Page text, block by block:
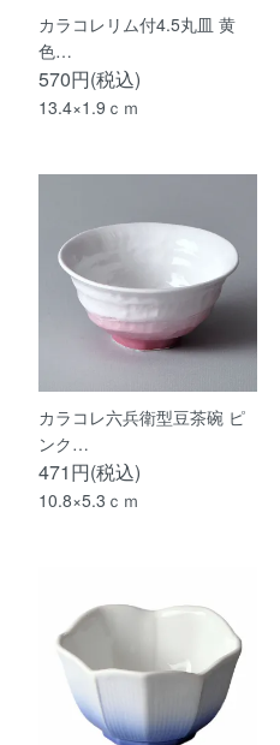
カラコレリム付4.5丸皿 黄
色…
570円(税込)
13.4×1.9ｃｍ
カラコレ六兵衛型豆茶碗 ピ
ンク…
471円(税込)
10.8×5.3ｃｍ